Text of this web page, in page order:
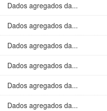
Dados agregados da...
Dados agregados da...
Dados agregados da...
Dados agregados da...
Dados agregados da...
Dados agregados da...